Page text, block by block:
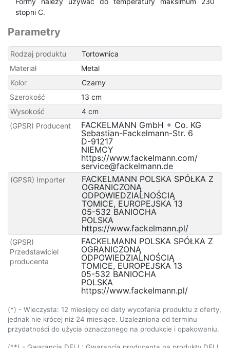
stopni C.
Parametry
Rodzaj produktu
Tortownica
Materiał
Metal
Kolor
Czarny
Szerokość
13 cm
Wysokość
4 cm
(GPSR) Producent
FACKELMANN GmbH + Co. KG
Sebastian-Fackelmann-Str. 6
D-91217
NIEMCY
https://www.fackelmann.com/
service@fackelmann.de
(GPSR) Importer
FACKELMANN POLSKA SPÓŁKA Z
OGRANICZONĄ
ODPOWIEDZIALNOŚCIĄ
TOMICE, EUROPEJSKA 13
05-532 BANIOCHA
POLSKA
https://www.fackelmann.pl/
(GPSR)
Przedstawiciel
producenta
FACKELMANN POLSKA SPÓŁKA Z
OGRANICZONĄ
ODPOWIEDZIALNOŚCIĄ
TOMICE, EUROPEJSKA 13
05-532 BANIOCHA
POLSKA
https://www.fackelmann.pl/
(*) - Wieczysta: 12 miesięcy od daty wycofania produktu z oferty,
jednak nie krócej niż 24 miesiące. Uzależniona od terminu
przydatności do użycia oznaczonego na produkcie i opakowaniu.